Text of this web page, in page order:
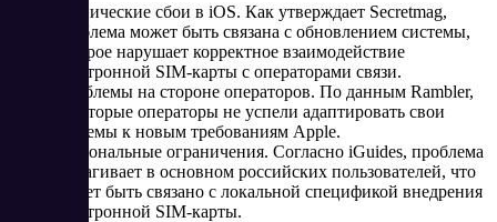
Технические сбои в iOS. Как утверждает Secretmag,
проблема может быть связана с обновлением системы,
которое нарушает корректное взаимодействие
электронной SIM-карты с операторами связи.
Проблемы на стороне операторов. По данным Rambler,
некоторые операторы не успели адаптировать свои
системы к новым требованиям Apple.
Региональные ограничения. Согласно iGuides, проблема
затрагивает в основном российских пользователей, что
может быть связано с локальной спецификой внедрения
электронной SIM-карты.